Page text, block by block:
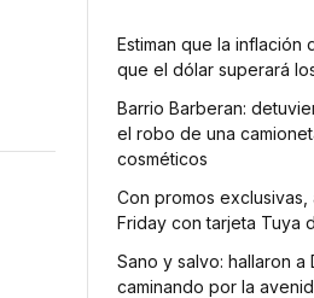
Estiman que la inflación
que el dólar superará
Barrio Barberan:
el robo de una
cosméticos
Con promos exclusivas,
Friday con tarjeta Tuya
Sano y salvo: hallaron a
caminando por la